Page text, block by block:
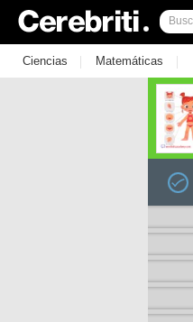
Ciencias | Matemáticas |